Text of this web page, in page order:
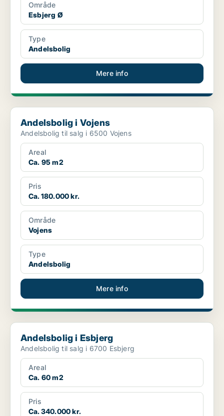
Område
Esbjerg Ø
Type
Andelsbolig
Mere info
Andelsbolig i Vojens
Andelsbolig i Vojens
Andelsbolig til salg i 6500 Vojens
Areal
Ca. 95 m2
Pris
Ca. 180.000 kr.
Område
Vojens
Type
Andelsbolig
Mere info
Andelsbolig i Esbjerg
Andelsbolig i Esbjerg
Andelsbolig til salg i 6700 Esbjerg
Areal
Ca. 60 m2
Pris
Ca. 340.000 kr.